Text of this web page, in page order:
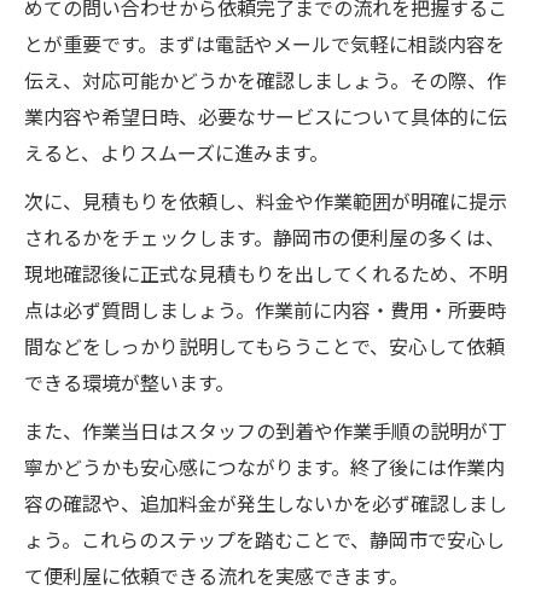
析
静岡市で評判の便利屋を見極めるポイント
便利屋の実際の体験談から安心感を学ぼう
安心感重視で選ぶ便利屋の口コミ活用術
信頼できる便利屋の口コミの見方を解説
対応力で差がつく便利屋の信頼性とは
便利屋の対応力が安心感につながる理由
静岡市の便利屋選びで重視すべき対応力
迅速対応の便利屋が持つ本当の信頼性
便利屋の信頼性は対応力で決まるポイント
見積もり比較で知る静岡の便利屋事情
便利屋の見積もり比較で分かる安心感の違
い
めての問い合わせから依頼完了までの流れを把握するこ
とが重要です。まずは電話やメールで気軽に相談内容を
伝え、対応可能かどうかを確認しましょう。その際、作
業内容や希望日時、必要なサービスについて具体的に伝
えると、よりスムーズに進みます。
次に、見積もりを依頼し、料金や作業範囲が明確に提示
されるかをチェックします。静岡市の便利屋の多くは、
現地確認後に正式な見積もりを出してくれるため、不明
点は必ず質問しましょう。作業前に内容・費用・所要時
間などをしっかり説明してもらうことで、安心して依頼
できる環境が整います。
また、作業当日はスタッフの到着や作業手順の説明が丁
寧かどうかも安心感につながります。終了後には作業内
容の確認や、追加料金が発生しないかを必ず確認しまし
ょう。これらのステップを踏むことで、静岡市で安心し
て便利屋に依頼できる流れを実感できます。